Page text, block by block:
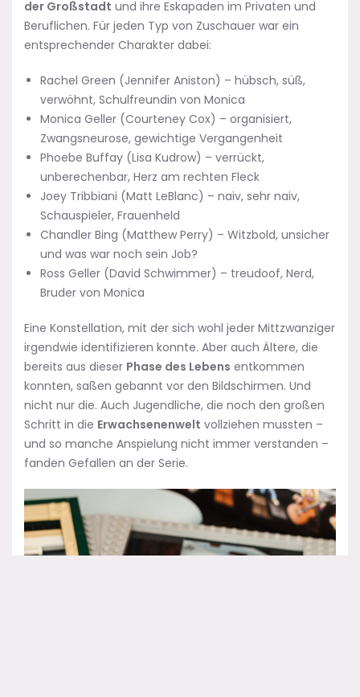
der Großstadt und ihre Eskapaden im Privaten und
Beruflichen. Für jeden Typ von Zuschauer war ein
entsprechender Charakter dabei:
Rachel Green (Jennifer Aniston) – hübsch, süß,
verwöhnt, Schulfreundin von Monica
Monica Geller (Courteney Cox) – organisiert,
Zwangsneurose, gewichtige Vergangenheit
Phoebe Buffay (Lisa Kudrow) – verrückt,
unberechenbar, Herz am rechten Fleck
Joey Tribbiani (Matt LeBlanc) – naiv, sehr naiv,
Schauspieler, Frauenheld
Chandler Bing (Matthew Perry) – Witzbold, unsicher
und was war noch sein Job?
Ross Geller (David Schwimmer) – treudoof, Nerd,
Bruder von Monica
Eine Konstellation, mit der sich wohl jeder Mittzwanziger
irgendwie identifizieren konnte. Aber auch Ältere, die
bereits aus dieser Phase des Lebens entkommen
konnten, saßen gebannt vor den Bildschirmen. Und
nicht nur die. Auch Jugendliche, die noch den großen
Schritt in die Erwachsenenwelt vollziehen mussten –
und so manche Anspielung nicht immer verstanden –
fanden Gefallen an der Serie.